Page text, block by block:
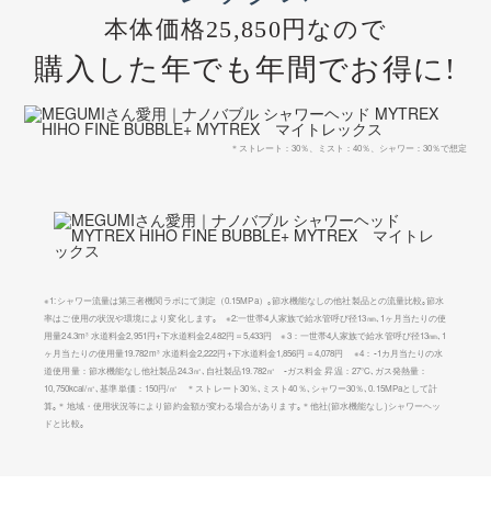
本体価格25,850円なので
購入した年でも年間でお得に!
＊ストレート：30％、ミスト：40％、シャワー：30％で想定
※1:シャワー流量は第三者機関ラボにて測定（0.15MPa）｡節水機能なしの他社製品との流量比較｡節水
率はご使用の状況や環境により変化します｡ ※2:一世帯4人家族で給水管呼び径13㎜､1ヶ月当たりの使
用量24.3m³ 水道料金2,951円+下水道料金2,482円＝5,433円 ※3：一世帯4人家族で給水管呼び径13㎜､1
ヶ月当たりの使用量19.782m³ 水道料金2,222円+下水道料金1,856円＝4,078円 ※4：▪1カ月当たりの水
道使用量：節水機能なし他社製品24.3㎥､自社製品19.782㎥ ▪ガス料金 昇温：27℃､ガス発熱量：
10,750kcal/㎥､基準単価：150円/㎥ ＊ストレート30％､ミスト40％､シャワー30％､0.15MPaとして計
算｡＊地域・使用状況等により節約金額が変わる場合があります｡＊他社(節水機能なし)シャワーヘッ
ドと比較｡